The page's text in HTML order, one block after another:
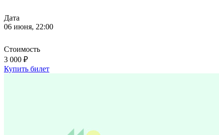
Дата
06 июня, 22:00
Стоимость
3 000 ₽
Купить билет